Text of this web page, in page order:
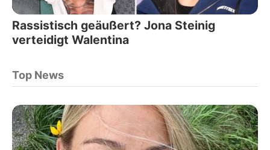
Rassistisch geäußert? Jona Steinig
verteidigt Walentina
Top News